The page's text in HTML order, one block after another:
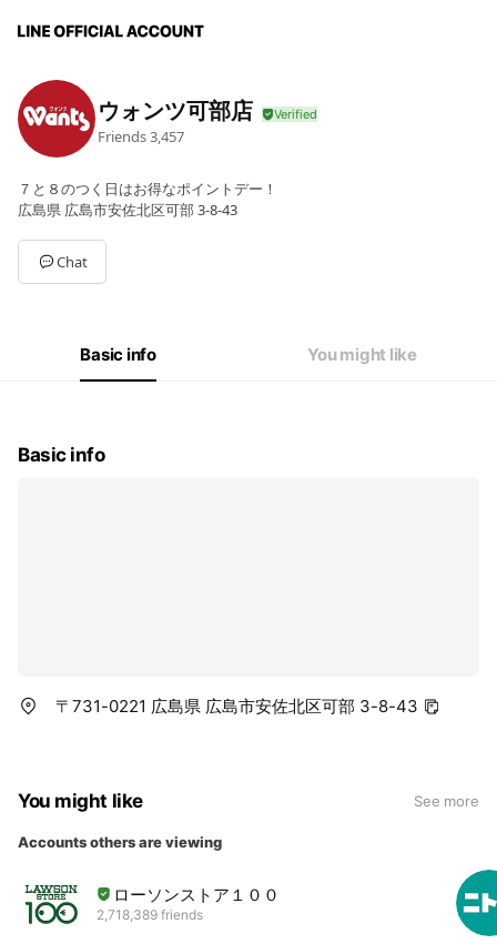
ウォンツ可部店
Friends3,457
７と８のつく日はお得なポイントデー！
広島県 広島市安佐北区可部 3-8-43
Chat
Basic info You might like
Basic info
〒731-0221 広島県 広島市安佐北区可部 3-8-43
You might like See more
Accounts others are viewing
ローソンストア１００
2,718,389 friends